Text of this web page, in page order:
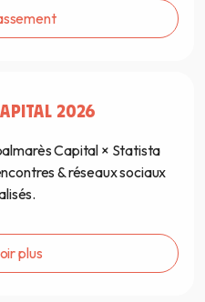
2026
Capital × Statista
& réseaux sociaux
plus